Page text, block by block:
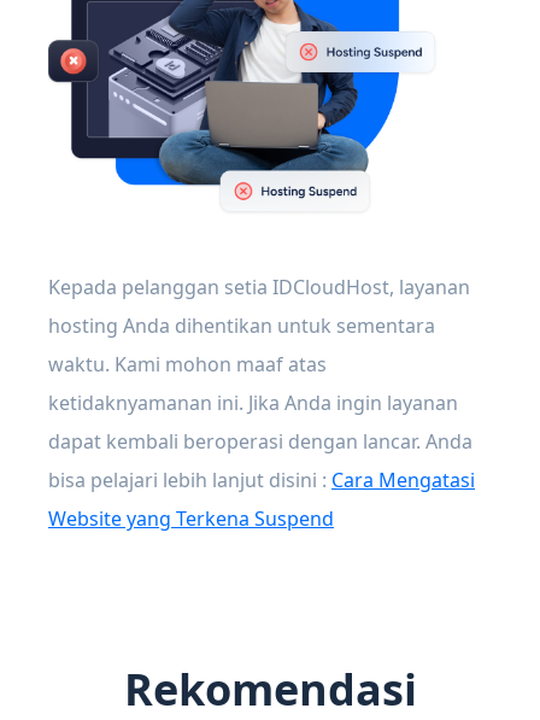
Kepada pelanggan setia IDCloudHost, layanan
hosting Anda dihentikan untuk sementara
waktu. Kami mohon maaf atas
ketidaknyamanan ini. Jika Anda ingin layanan
dapat kembali beroperasi dengan lancar. Anda
bisa pelajari lebih lanjut disini : Cara Mengatasi
Website yang Terkena Suspend
Rekomendasi